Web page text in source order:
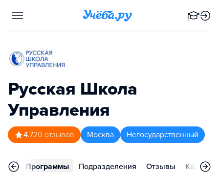
Русская Школа
Управления
4.720 отзывов Москва Негосударственный
Программы Подразделения Отзывы Карьера